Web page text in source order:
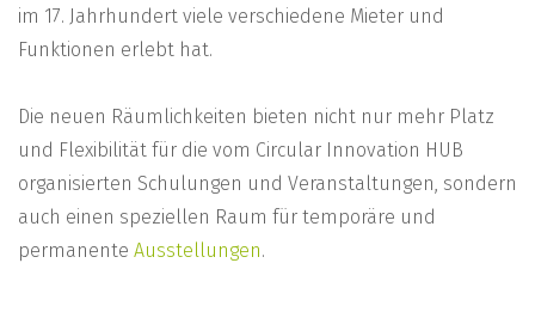
im 17. Jahrhundert viele verschiedene Mieter und
Funktionen erlebt hat.
Die neuen Räumlichkeiten bieten nicht nur mehr Platz
und Flexibilität für die vom Circular Innovation HUB
organisierten Schulungen und Veranstaltungen, sondern
auch einen speziellen Raum für temporäre und
permanente Ausstellungen.